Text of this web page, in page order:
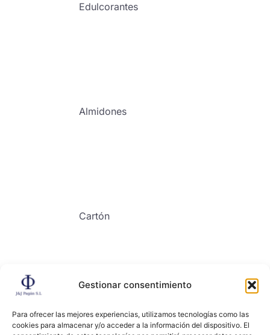
Gestionar consentimiento
Para ofrecer las mejores experiencias, utilizamos tecnologías como las
cookies para almacenar y/o acceder a la información del dispositivo. El
Edulcorantes
Almidones
Cartón